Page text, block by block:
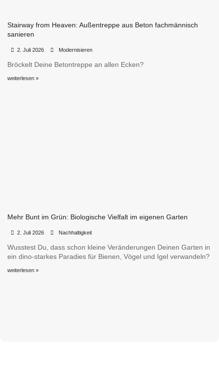
Stairway from Heaven: Außentreppe aus Beton fachmännisch
sanieren
2. Juli 2026 Modernisieren
Bröckelt Deine Betontreppe an allen Ecken?
weiterlesen »
Mehr Bunt im Grün: Biologische Vielfalt im eigenen Garten
2. Juli 2026 Nachhaltigkeit
Wusstest Du, dass schon kleine Veränderungen Deinen Garten in
ein dino-starkes Paradies für Bienen, Vögel und Igel verwandeln?
weiterlesen »